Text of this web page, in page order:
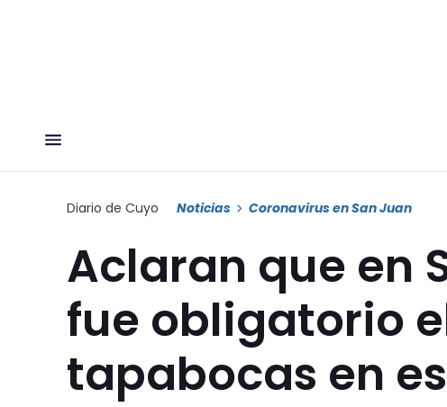
Diario de Cuyo Noticias Coronavirus en San Juan
Aclaran que en
fue obligatorio
tapabocas en